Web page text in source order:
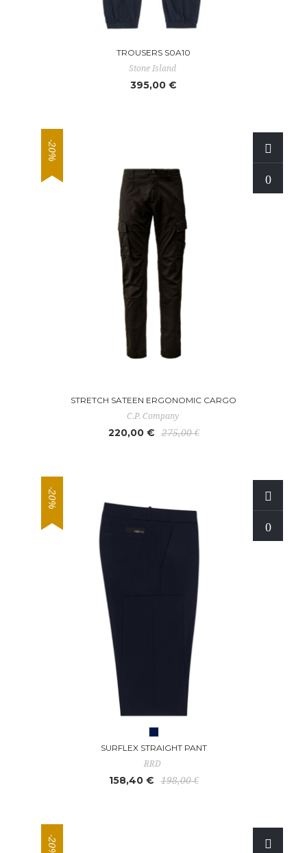
TROUSERS S0A10
Stone Island
395,00 €
-20%
STRETCH SATEEN ERGONOMIC CARGO
C.P. Company
220,00 € 275,00 €
-20%
SURFLEX STRAIGHT PANT
RRD
158,40 € 198,00 €
-20%